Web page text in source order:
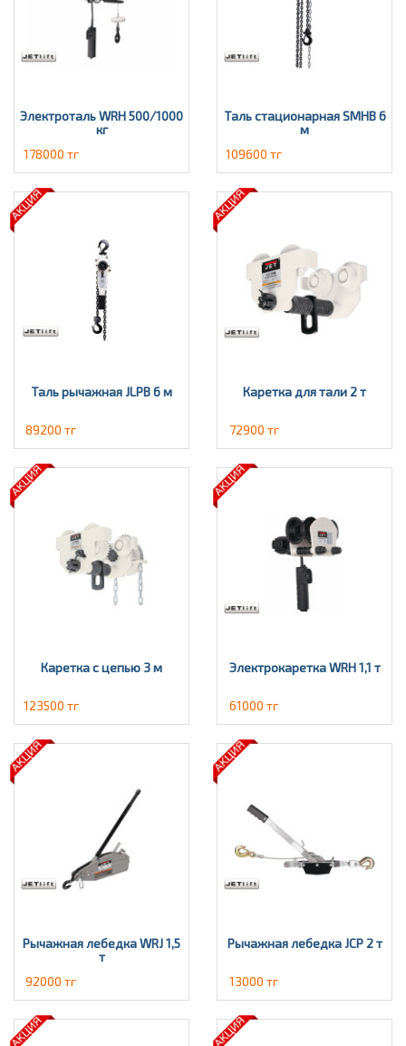
Электроталь WRH 500/1000
кг
178000 тг
Таль стационарная SMHВ 6
м
109600 тг
Таль рычажная JLPВ 6 м
89200 тг
Каретка для тали 2 т
72900 тг
Каретка с цепью 3 м
123500 тг
Электрокаретка WRH 1,1 т
61000 тг
Рычажная лебедка WRJ 1,5
т
92000 тг
Рычажная лебедка JCP 2 т
13000 тг